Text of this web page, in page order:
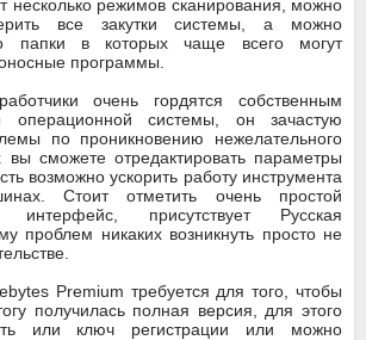
несколько режимов сканирования, можно
все закутки системы, а можно
папки в которых чаще всего могут
программы.
очень гордятся собственным
операционной системы, он зачастую
по проникновению нежелательного
сможете отредактировать параметры
возможно ускорить работу инструмента
Стоит отметить очень простой
интерфейс, присутствует Русская
проблем никаких возникнуть просто не
Premium требуется для того, чтобы
получилась полная версия, для этого
или ключ регистрации или можно